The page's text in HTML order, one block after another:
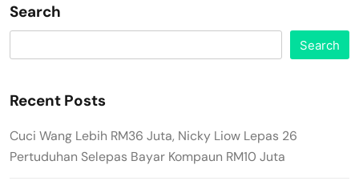
Search
Search
Recent Posts
Cuci Wang Lebih RM36 Juta, Nicky Liow Lepas 26
Pertuduhan Selepas Bayar Kompaun RM10 Juta